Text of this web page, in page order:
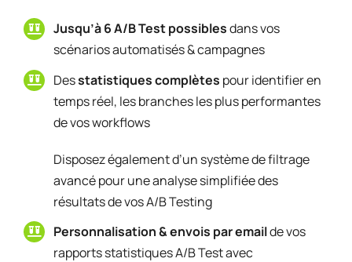
Jusqu’à 6 A/B Test possiblesdans vos
scénarios automatisés & campagnes
Desstatistiques complètes pour identifier en
temps réel, les branches les plus performantes
de vos workflows
Disposez également d’un système de filtrage
avancé pour une analyse simplifiée des
résultats de vos A/B Testing
Personnalisation & envois par emailde vos
rapports statistiques A/B Test avec